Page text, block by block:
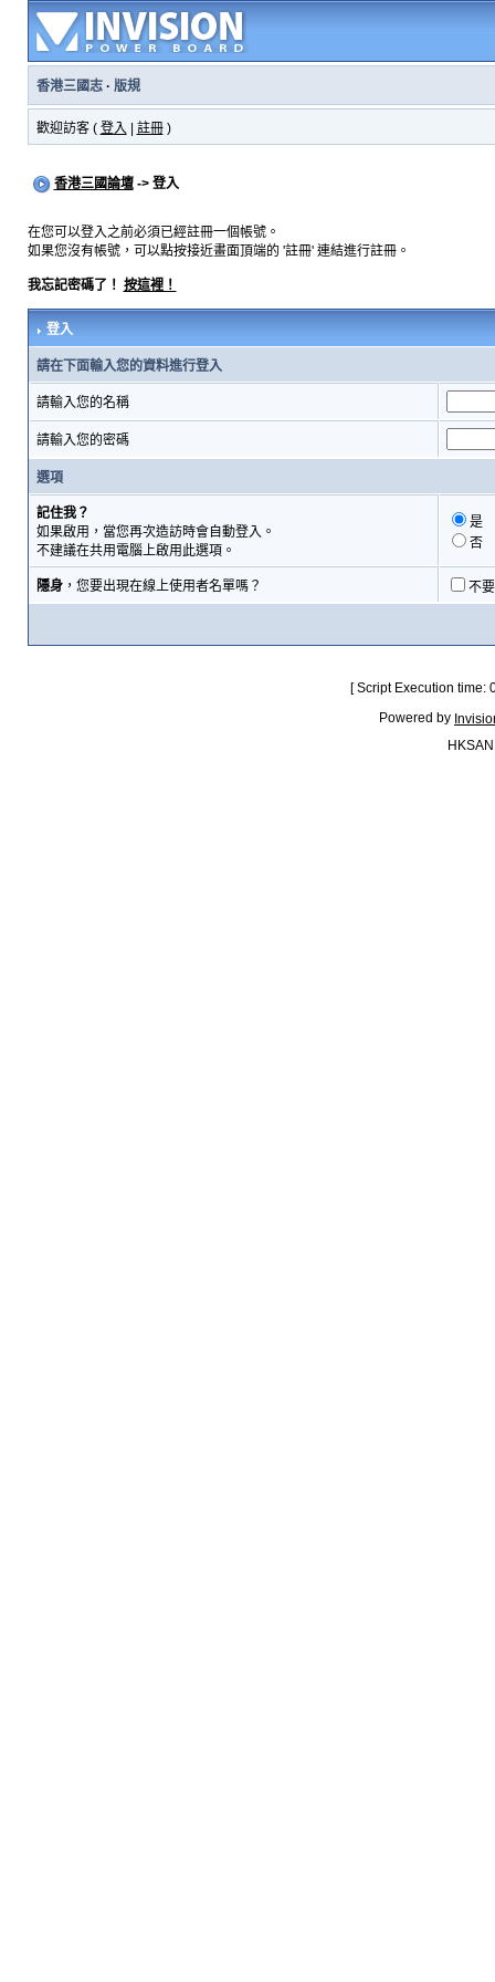
香港三國志· 版規
歡迎訪客 ( 登入 註冊)
香港三國論壇-> 登入
在您可以登入之前必須已經註冊一個帳號。
如果您沒有帳號，可以點按接近畫面頂端的 '註冊' 連結進行註冊。
我忘記密碼了！ 按這裡！
登入
請在下面輸入您的資料進行登入
請輸入您的名稱
請輸入您的密碼
選項
記住我？
如果啟用，當您再次造訪時會自動登入。
不建議在共用電腦上啟用此選項。
是
否
隱身，您要出現在線上使用者名單嗎？ 不
[ Script Execution
Powered by